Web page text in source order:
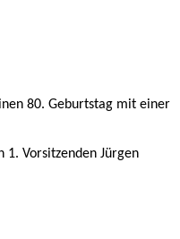
80. Geburtstag mit einer
1. Vorsitzenden Jürgen